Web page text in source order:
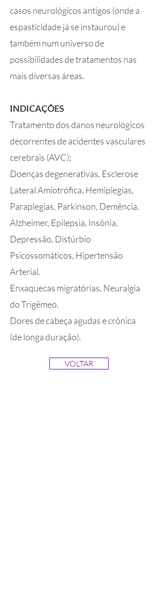
casos neurológicos antigos (onde a
espasticidade já se instaurou) e
também num universo de
possibilidades de tratamentos nas
mais diversas áreas.
INDICAÇÕES
Tratamento dos danos neurológicos
decorrentes de acidentes vasculares
cerebrais (AVC);
Doenças degenerativas, Esclerose
Lateral Amiotrófica, Hemiplegias,
Paraplegias, Parkinson, Demência,
Alzheimer, Epilepsia, Insônia,
Depressão, Distúrbio
Psicossomáticos, Hipertensão
Arterial.
Enxaquecas migratórias, Neuralgia
do Trigêmeo.
Dores de cabeça agudas e crônica
(de longa duração).
VOLTAR